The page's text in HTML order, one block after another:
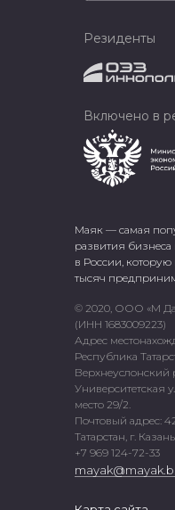
Маяк — самая
развития бизнеса
в России, которую
тысяч
© 2020, ООО «М
(ИНН 1683009223)
Адрес
Республика
Верхнеуслонский
Университетская
место 29/2.
Почтовый адрес:
Татарстан, г.
+7 969 124-72-33
Резиденты
Включено в